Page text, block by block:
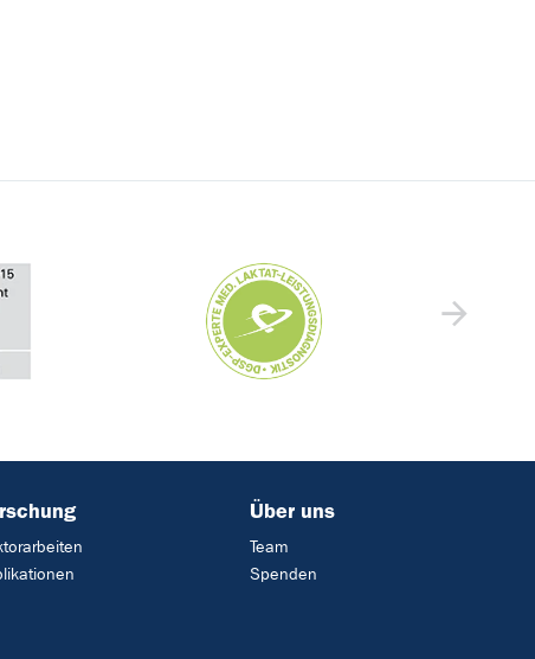
Über uns
Team
Spenden